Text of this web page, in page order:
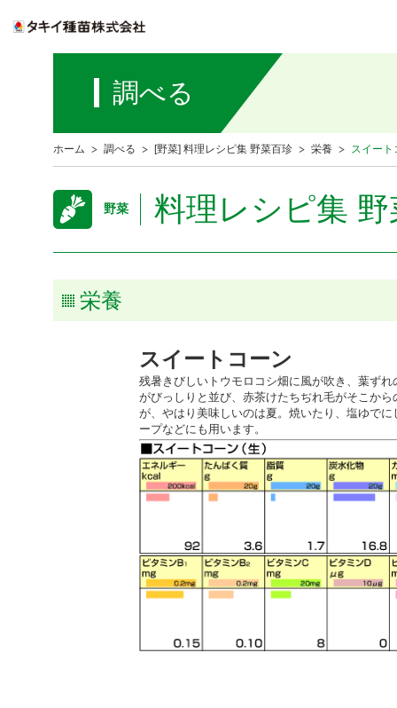
調べる
ホーム 調べる [野菜] 料理レシピ集 野菜百珍 栄養 スイート
野菜 料理レシピ集
栄養
スイートコーン
残暑きびしいトウモロコシ畑に風が吹き、葉ず
がびっしりと並び、赤茶けたちぢれ毛がそこか
が、やはり美味しいのは夏。焼いたり、塩ゆで
ープなどにも用います。